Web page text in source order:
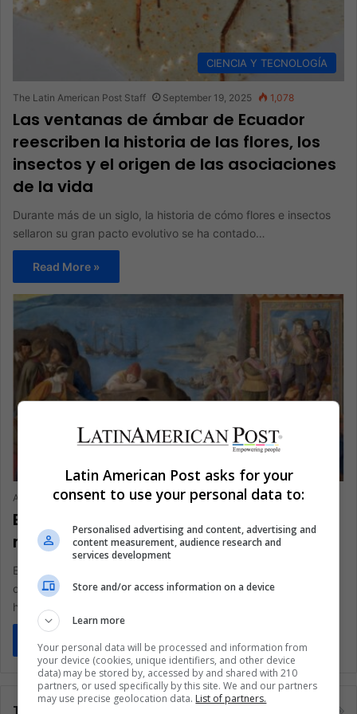
CIENCIA Y TECNOLOGÍA
The Latin American Post Staff September 19, 2025 1,078
Las ventanas de ámbar de Ecuador
reescriben la historia de las flores, los
insectos y el origen de las asociaciones
de la vida
Durante más de un siglo, la historia de cómo flores e insectos
sellaron su gran pacto evolutivo se ha contado…
Read More »
Arturo Leyva April 27, 2025 4,108
Brasil celebra cuatro siglos del legado
recuperado de Bahía
Este año se conmemora el 400º aniversario de la recuperación
de Salvador de Bahía. Historiadores están revisitando este
hecho trascendental…
Tags
Latin American Post asks for your
consent to use your personal data to:
Personalised advertising and content, advertising and
content measurement, audience research and
services development
Store and/or access information on a device
Learn more
Your personal data will be processed and information from
your device (cookies, unique identifiers, and other device
data) may be stored by, accessed by and shared with 210
partners, or used specifically by this site. We and our partners
may use precise geolocation data. List of partners.